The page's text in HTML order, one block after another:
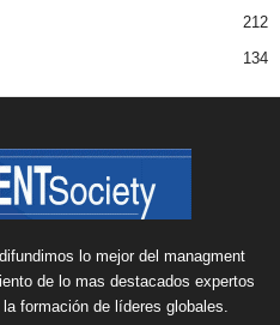
212
134
lo mejor del managment
de lo mas destacados expertos
formación de líderes globales.